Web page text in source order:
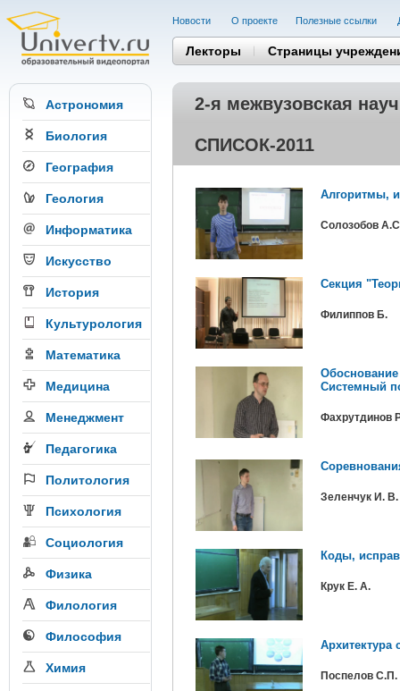
Астрономия
Биология
География
Геология
Информатика
Искусство
История
Культурология
Математика
Медицина
Менеджмент
Педагогика
Политология
Психология
Социология
Физика
Филология
Философия
Химия
Новости О проекте Полезные cсылки
Лекторы Страницы
2-я межвузовская
СПИСОК-2011
Алгоритмы,
Солозобов
Секция
Филиппов Б.
Системный
Фахрутдинов
Зеленчук И. В.
Коды,
Крук Е. А.
Архитектура
Поспелов С.П.